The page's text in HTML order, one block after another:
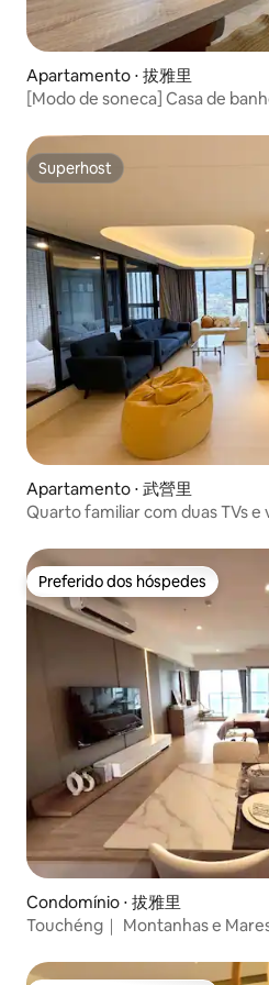
Apartamento ⋅ 拔雅里
[Modo de soneca] Casa de
Wushi | Museu Lanyang |
Superhost
Superhost
Apartamento ⋅ 武營里
Quarto familiar com duas TVs e
banheira de hidromassagem
Preferido dos hóspedes
Preferido dos hóspedes
Condomínio ⋅ 拔雅里
Touchéng｜ Montanhas e
Longo Prazo "Blessing Haven"